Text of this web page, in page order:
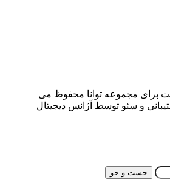
برای مجموعه توانا محفوظ می
و سئو توسط آژانس دیجیتال
جست و جو